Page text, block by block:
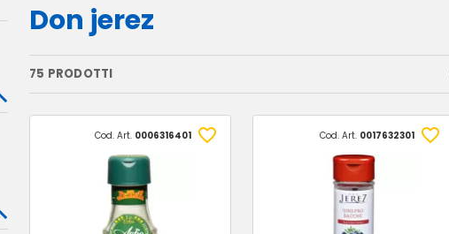
Don jerez
75 PRODOTTI
Cod. Art. 0006316401 Cod. Art. 0017632301